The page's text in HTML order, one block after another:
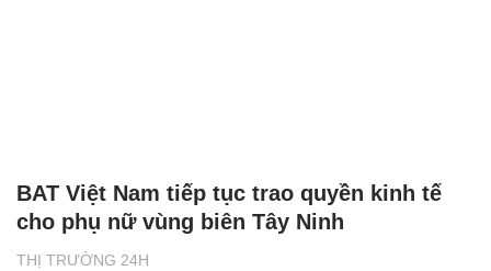
THỊ TRƯỜNG 24H
BAT Việt Nam tiếp tục trao quyền kinh tế
cho phụ nữ vùng biên Tây Ninh